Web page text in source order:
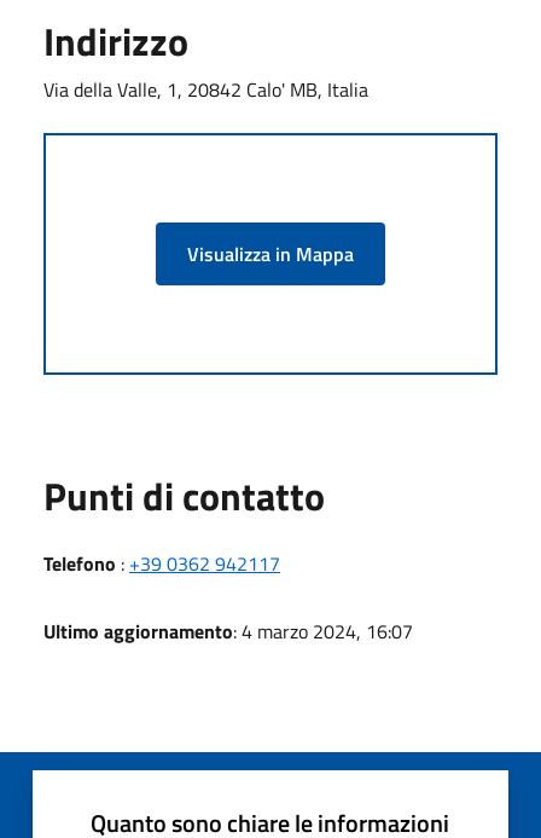
Indirizzo
Via della Valle, 1, 20842 Calo' MB, Italia
Visualizza in Mappa
Punti di contatto
Telefono : +39 0362 942117
Ultimo aggiornamento: 4 marzo 2024, 16:07
Quanto sono chiare le informazioni